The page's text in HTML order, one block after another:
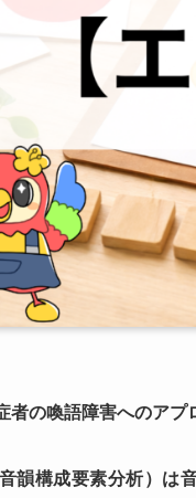
者の喚語障害へのアプ
韻構成要素分析）は